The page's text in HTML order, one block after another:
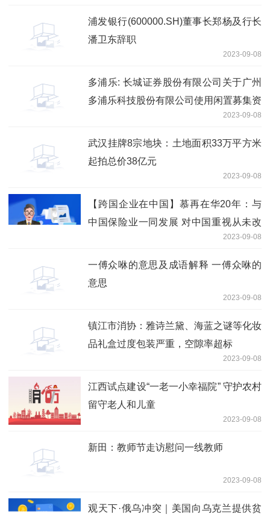
浦发银行(600000.SH)董事长郑杨及行长
潘卫东辞职
2023-09-08
多浦乐: 长城证券股份有限公司关于广州
多浦乐科技股份有限公司使用闲置募集资
金及自有资金进行现金管理的核查意见
2023-09-08
武汉挂牌8宗地块：土地面积33万平方米
起拍总价38亿元
2023-09-08
【跨国企业在中国】慕再在华20年：与
中国保险业一同发展 对中国重视从未改
2023-09-08
一傅众咻的意思及成语解释 一傅众咻的
意思
2023-09-08
镇江市消协：雅诗兰黛、海蓝之谜等化妆
品礼盒过度包装严重，空隙率超标
2023-09-08
江西试点建设“一老一小幸福院” 守护农村
留守老人和儿童
2023-09-08
新田：教师节走访慰问一线教师
2023-09-08
观天下·俄乌冲突｜美国向乌克兰提供贫